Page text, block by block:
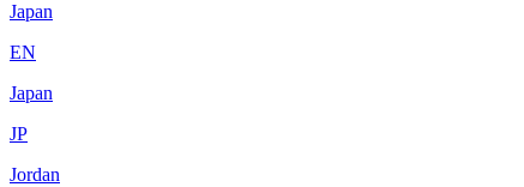
Japan
EN
Japan
JP
Jordan